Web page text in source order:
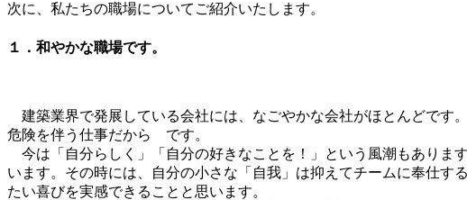
次に、私たちの職場についてご紹介いたします。
１．和やかな職場です。
建築業界で発展している会社には、なごやかな会社がほとんどで
危険を伴う仕事だから です。
今は「自分らしく」「自分の好きなことを！」という風潮もあります
います。その時には、自分の小さな「自我」は抑えてチームに奉仕
たい喜びを実感できることと思います。